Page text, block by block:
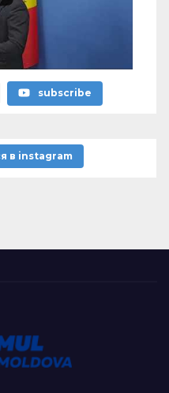
subscribe
в instagram